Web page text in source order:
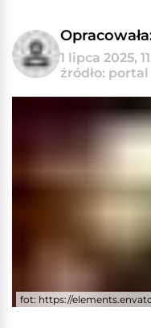
1 lipca 2025,
źródło:
fot: https://